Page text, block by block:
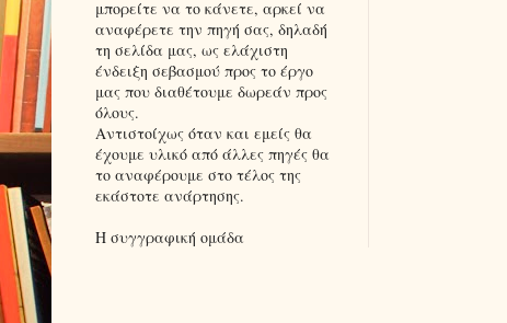
μπορείτε να το κάνετε, αρκεί να
αναφέρετε την πηγή σας, δηλαδή
τη σελίδα μας, ως ελάχιστη
ένδειξη σεβασμού προς το έργο
μας που διαθέτουμε δωρεάν προς
όλους.
Αντιστοίχως όταν και εμείς θα
έχουμε υλικό από άλλες πηγές θα
το αναφέρουμε στο τέλος της
εκάστοτε ανάρτησης.
Η συγγραφική ομάδα